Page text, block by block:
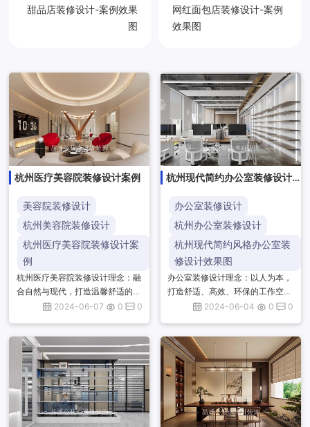
甜品店装修设计-案例效果
图
网红面包店装修设计-案例
效果图
杭州医疗美容院装修设计案例
美容院装修设计
杭州美容院装修设计
杭州医疗美容院装修设计案
例
杭州医疗美容院装修设计理念：融
合自然与现代，打造温馨舒适的诊
疗环境。注重细节与品质，彰显专
氛...
2024-06-07 0 0
杭州现代简约办公室装修设计
办公室装修设计
杭州办公室装修设计
杭州现代简约风格办公室装
修设计效果图
办公室装修设计理念：以人为本，
打造舒适、高效、环保的工作空
间，注重功能与美学的融合，提升
简...
2024-06-04 0 0